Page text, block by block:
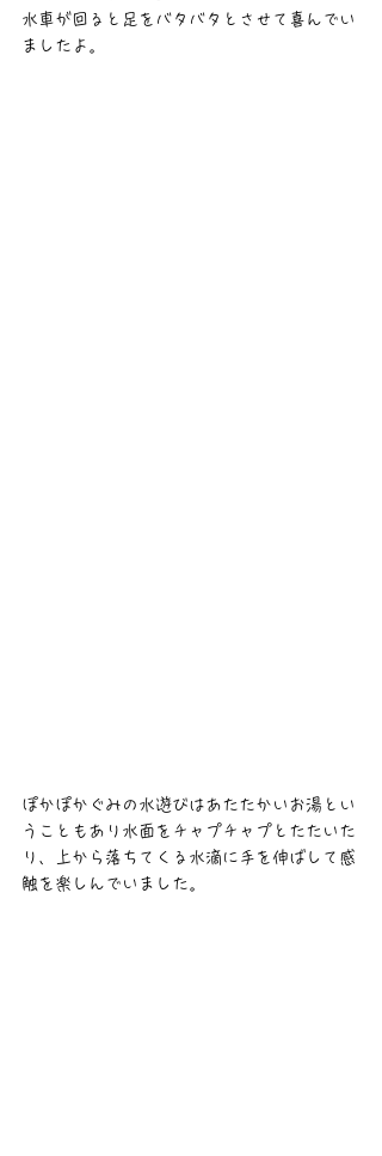
水車が回ると足をバタバタとさせて喜んでい
ましたよ。
ぽかぽかぐみの水遊びはあたたかいお湯とい
うこともあり水面をチャプチャプとたたいた
り、上から落ちてくる水滴に手を伸ばして感
触を楽しんでいました。